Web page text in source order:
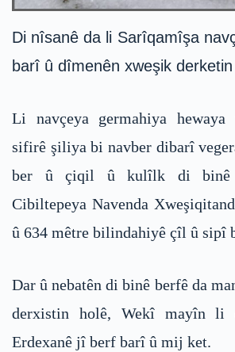
Di nîsanê da li Sarîqamîşa
barî û dîmenên xweşik derketin
Li navçeya germahiya
sifirê şiliya bi navber dibarî
ber û çiqil û kulîlk di binê
Cibiltepeya Navenda
û 634 mêtre bilindahiyê çîl û sipî
Dar û nebatên di binê berfê da
derxistin holê, Wekî mayîn li
Erdexanê jî berf barî û mij ket.